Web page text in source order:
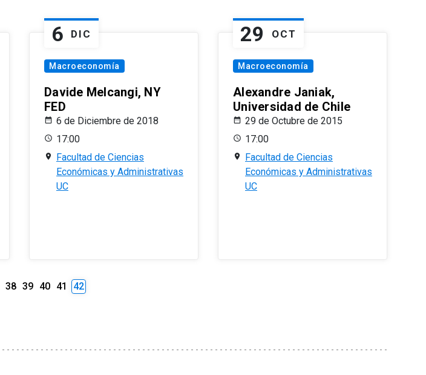
6 DIC
Macroeconomía
Davide Melcangi, NY
FED
6 de Diciembre de 2018
17:00
Facultad de Ciencias
Económicas y Administrativas
UC
29 OCT
Macroeconomía
Alexandre Janiak,
Universidad de Chile
29 de Octubre de 2015
17:00
Facultad de Ciencias
Económicas y Administrativas
UC
38 39 40 41 42